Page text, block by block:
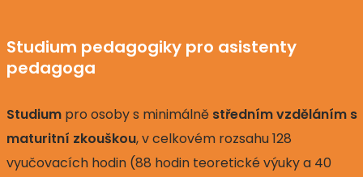
Studium pedagogiky pro asistenty
pedagoga
Studium pro osoby s minimálně středním vzděláním s
maturitní zkouškou, v celkovém rozsahu 128
vyučovacích hodin (88 hodin teoretické výuky a 40